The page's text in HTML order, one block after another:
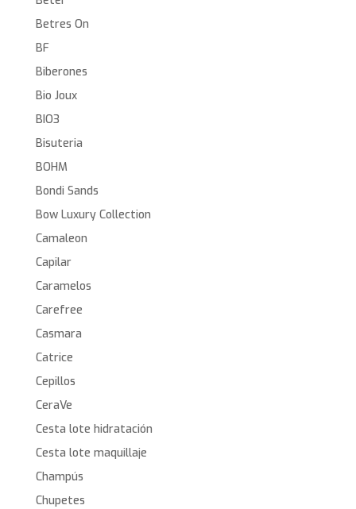
Betres On
BF
Biberones
Bio Joux
BIO3
Bisuteria
BOHM
Bondi Sands
Bow Luxury Collection
Camaleon
Capilar
Caramelos
Carefree
Casmara
Catrice
Cepillos
CeraVe
Cesta lote hidratación
Cesta lote maquillaje
Champús
Chupetes